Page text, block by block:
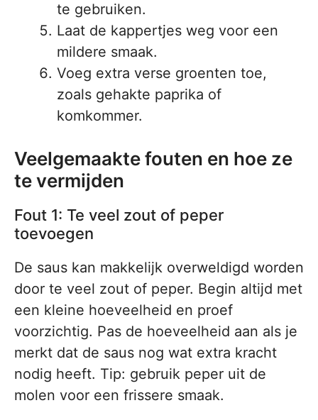
te gebruiken.
Laat de kappertjes weg voor een
mildere smaak.
Voeg extra verse groenten toe,
zoals gehakte paprika of
komkommer.
Veelgemaakte fouten en hoe ze
te vermijden
Fout 1: Te veel zout of peper
toevoegen
De saus kan makkelijk overweldigd worden
door te veel zout of peper. Begin altijd met
een kleine hoeveelheid en proef
voorzichtig. Pas de hoeveelheid aan als je
merkt dat de saus nog wat extra kracht
nodig heeft. Tip: gebruik peper uit de
molen voor een frissere smaak.